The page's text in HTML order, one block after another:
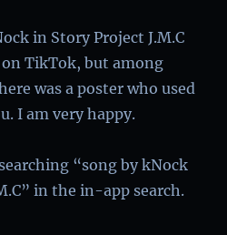
in Story Project J.M.C
on TikTok, but among
was a poster who used
I am very happy.
“song by kNock
in the in-app search.